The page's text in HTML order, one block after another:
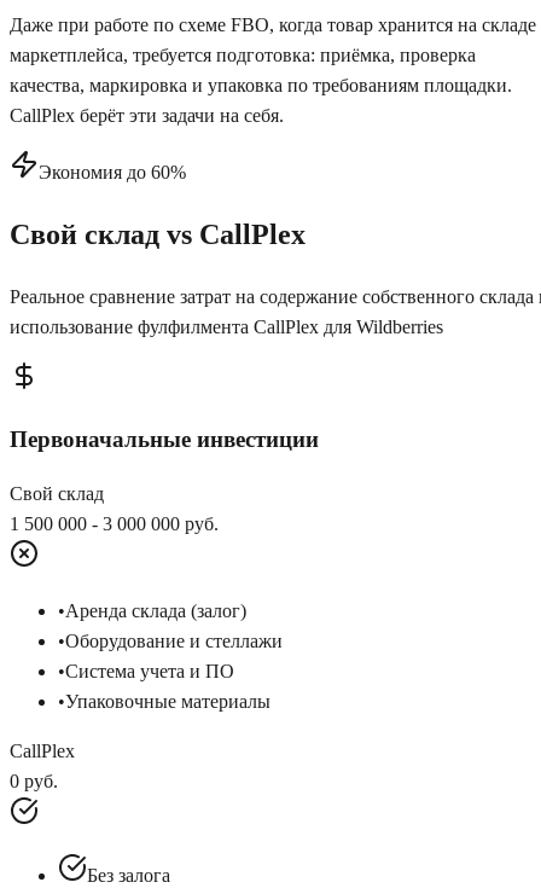
Даже при работе по схеме FBO, когда товар хранится на складе
маркетплейса, требуется подготовка: приёмка, проверка
качества, маркировка и упаковка по требованиям площадки.
CallPlex берёт эти задачи на себя.
Экономия до 60%
Свой склад vs CallPlex
Реальное сравнение затрат на содержание собственного склада
использование фулфилмента CallPlex для Wildberries
Первоначальные инвестиции
Свой склад
1 500 000 - 3 000 000 руб.
•Аренда склада (залог)
•Оборудование и стеллажи
•Система учета и ПО
•Упаковочные материалы
CallPlex
0 руб.
Без залога